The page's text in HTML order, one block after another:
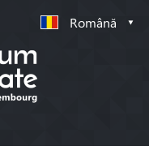
Română